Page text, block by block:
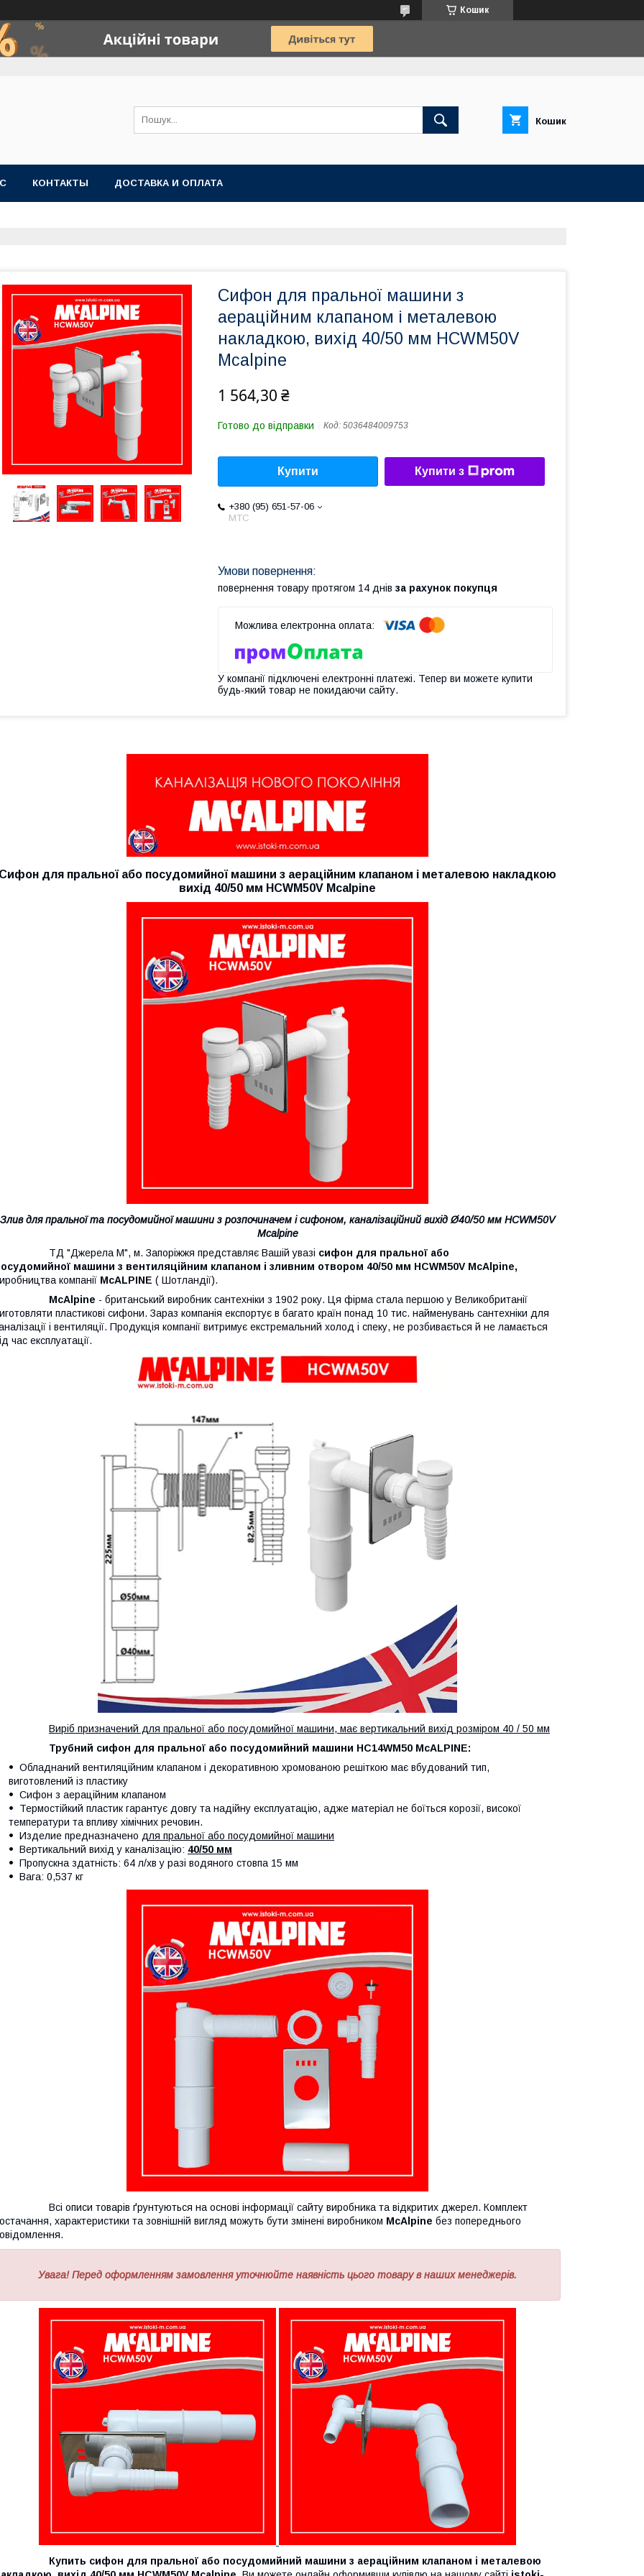
Кошик
Кошик
КОНТАКТЫ ДОСТАВКА И ОПЛАТА
Сифон для пральної машини з
аераційним клапаном і металевою
накладкою, вихід 40/50 мм HCWM50V
Mcalpine
1 564,30 ₴
Готово до відправки Код: 5036484009753
Купити Купити з
+380 (95) 651-57-06
MTC
повернення товару протягом 14 днів за рахунок покупця
У компанії підключені електронні платежі. Тепер ви можете купити
будь-який товар не покидаючи сайту.
для пральної або посудомийної машини з аераційним клапаном і металевою накладкою
вихід 40/50 мм HCWM50V Mcalpine
Злив для пральної та посудомийної машини з розпочиначем і сифоном, каналізаційний вихід Ø40/50 мм HCWM50V
Mcalpine
"Джерела М", м. Запоріжжя представляє Вашій увазі сифон для пральної або
машини з вентиляційним клапаном і зливним отвором 40/50 мм HCWM50V McAlpine,
компанії McALPINE ( Шотландії).
McAlpine - британський виробник сантехніки з 1902 року. Ця фірма стала першою у Великобританії
пластикові сифони. Зараз компанія експортує в багато країн понад 10 тис. найменувань сантехніки для
і вентиляції. Продукція компанії витримує екстремальний холод і спеку, не розбивається й не ламається
час експлуатації.
Виріб призначений для пральної або посудомийної машини, має вертикальний вихід розміром 40 / 50 мм
сифон для пральної або посудомийний машини HC14WM50 McALPINE:
Обладнаний вентиляційним клапаном і декоративною хромованою решіткою має вбудований тип,
виготовлений із пластику
Сифон з аераційним клапаном
Термостійкий пластик гарантує довгу та надійну експлуатацію, адже матеріал не боїться корозії, високої
температури та впливу хімічних речовин.
Изделие предназначено для пральної або посудомийної машини
Вертикальний вихід у каналізацію: 40/50 мм
Пропускна здатність: 64 л/хв у разі водяного стовпа 15 мм
Вага: 0,537 кг
описи товарів ґрунтуються на основі інформації сайту виробника та відкритих джерел. Комплект
характеристики та зовнішній вигляд можуть бути змінені виробником McAlpine без попереднього
Увага! Перед оформленням замовлення уточнюйте наявність цього товару в наших менеджерів.
Купить сифон для пральної або посудомийний машини з аераційним клапаном і металевою